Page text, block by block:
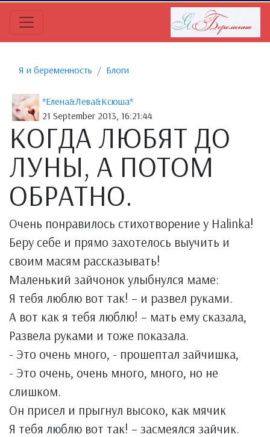
Я и беременность Блоги
*Елена&Лева&Ксюша*
21 September 2013, 16:21:44
КОГДА ЛЮБЯТ ДО
ЛУНЫ, А ПОТОМ
ОБРАТНО.
Очень понравилось стихотворение у Halinka!
Беру себе и прямо захотелось выучить и
своим масям рассказывать!
Маленький зайчонок улыбнулся маме:
Я тебя люблю вот так! – и развел руками.
А вот как я тебя люблю! – мать ему сказала,
Развела руками и тоже показала.
- Это очень много, - прошептал зайчишка,
- Это очень, очень много, много, но не
слишком.
Он присел и прыгнул высоко, как мячик
Я тебя люблю вот так! – засмеялся зайчик.